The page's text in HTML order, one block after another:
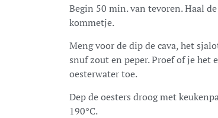
Begin 50 min. van tevoren. Haal
kommetje.
Meng voor de dip de cava, het
snuf zout en peper. Proef of je
oesterwater toe.
Dep de oesters droog met
190°C.